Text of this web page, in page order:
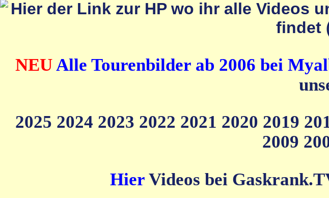
NEUAlle Tourenbilder ab 2006 bei
2025 2024 2023 2022 2021 2020 2019
2009
Hier Videos bei